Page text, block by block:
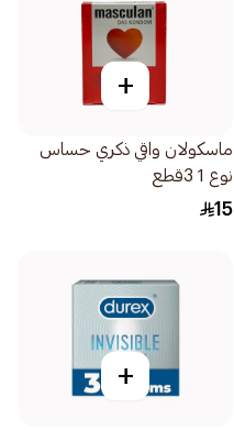
+
ماسكولان واقي ذكري حساس
نوع 1 3قطع
15
+